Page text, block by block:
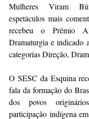
Mulheres Viram
espetáculos mais
recebeu o Prêmio
Dramaturgia e indicado
categorias Direção,
O SESC da Esquina
fala da formação do
dos povos
participação indígena